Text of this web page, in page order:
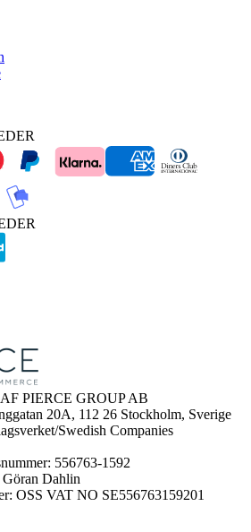
PIERCE GROUP AB
20A, 112 26 Stockholm, Sverige
Swedish Companies
556763-1592
Dahlin
OSS VAT NO SE556763159201